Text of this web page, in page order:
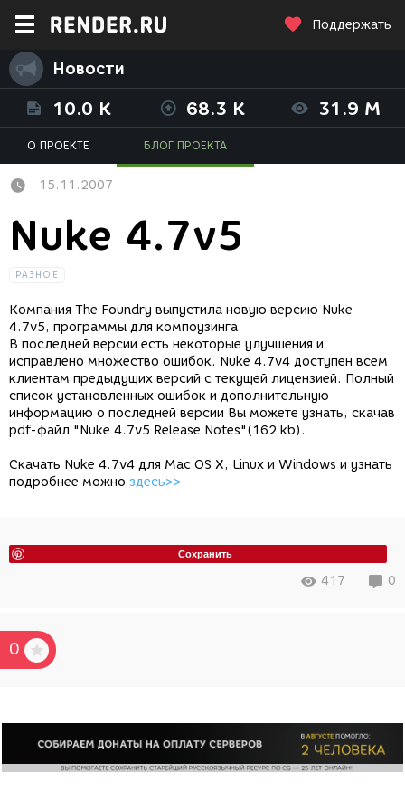
Поддержать
Новости
10.0 K 68.3 K 31.9 M
О ПРОЕКТЕ БЛОГ ПРОЕКТА
15.11.2007
Nuke 4.7v5
РАЗНОЕ
Компания The Foundry выпустила новую версию Nuke
4.7v5, программы для компоузинга.
В последней версии есть некоторые улучшения и
исправлено множество ошибок. Nuke 4.7v4 доступен всем
клиентам предыдущих версий с текущей лицензией. Полный
список установленных ошибок и дополнительную
информацию о последней версии Вы можете узнать, скачав
pdf-файл "Nuke 4.7v5 Release Notes"(162 kb).
Скачать Nuke 4.7v4 для Mac OS X, Linux и Windows и узнать
подробнее можно здесь>>
Сохранить
417 0
0